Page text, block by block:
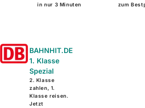
in nur 3 Minuten zum
BAHNHIT.DE
1. Klasse
Spezial
2. Klasse
zahlen, 1.
Klasse reisen.
Jetzt